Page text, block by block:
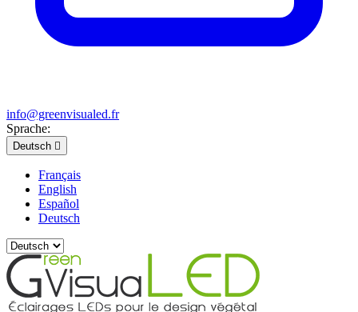
info@greenvisualed.fr
Sprache:
Deutsch 
Français
English
Español
Deutsch